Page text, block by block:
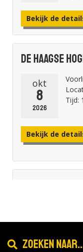
Bekijk de
De Haagse
okt
8
2026
Tijd:
Bekijk de
28
Zoeken